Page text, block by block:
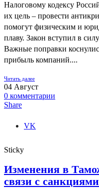
Налоговому кодексу
их цель – провести
помогут физическим и
плаву. Закон вступил в
Важные поправки
прибыль компаний....
Читать далее
04 Август
0 комментарии
Share
VK
Sticky
Изменения в
связи с санкциями